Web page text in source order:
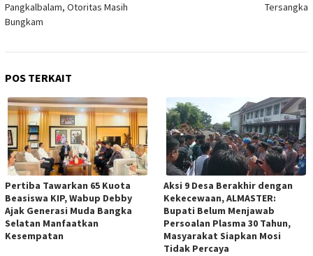
Pangkalbalam, Otoritas Masih
Bungkam
Tersangka
POS TERKAIT
Pertiba Tawarkan 65 Kuota
Beasiswa KIP, Wabup Debby
Ajak Generasi Muda Bangka
Selatan Manfaatkan
Kesempatan
Aksi 9 Desa Berakhir dengan
Kekecewaan, ALMASTER:
Bupati Belum Menjawab
Persoalan Plasma 30 Tahun,
Masyarakat Siapkan Mosi
Tidak Percaya